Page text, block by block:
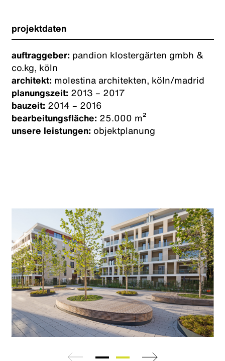
projektdaten
auftraggeber: pandion klostergärten gmbh &
co.kg, köln
architekt: molestina architekten, köln/madrid
planungszeit: 2013 – 2017
bauzeit: 2014 – 2016
bearbeitungsfläche: 25.000 m²
unsere leistungen: objektplanung
zurück weiter